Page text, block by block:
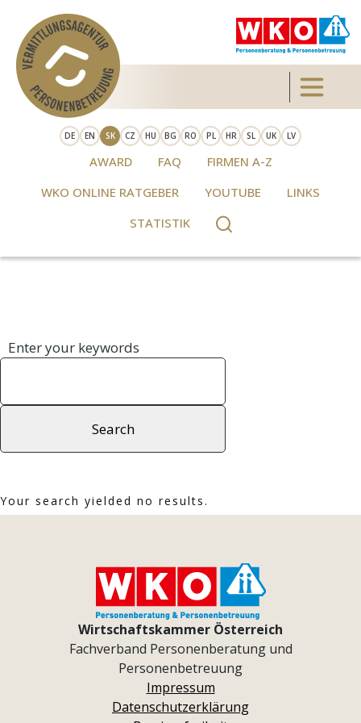
Skip to main content Toggle
DE EN SK CZ HU BG RO PL HR SL UK LV
AWARD FAQ
FIRMEN A-Z
WKO ONLINE RATGEBER
YOUTUBE
LINKS
STATISTIK
Enter your keywords
Your search yielded no results.
Wirtschaftskammer Österreich
Fachverband Personenberatung und
Personenbetreuung
Impressum
Datenschutzerklärung